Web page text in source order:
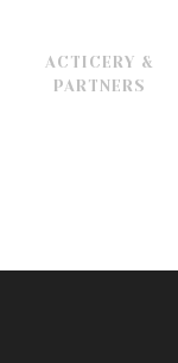
ACTICERY &
PARTNERS